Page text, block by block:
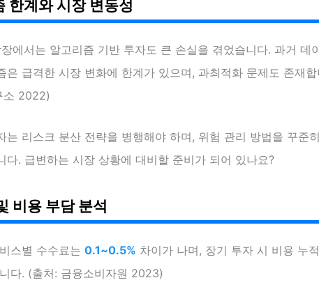
한계와 시장 변동성
에서는 알고리즘 기반 투자도 큰 손실을 겪었습니다. 과거 데
은 급격한 시장 변화에 한계가 있으며, 과최적화 문제도 존재
소 2022)
는 리스크 분산 전략을 병행해야 하며, 위험 관리 방법을 꾸준
다. 급변하는 시장 상황에 대비할 준비가 되어 있나요?
비용 부담 분석
스별 수수료는 0.1~0.5% 차이가 나며, 장기 투자 시 비용 누
다. (출처: 금융소비자원 2023)